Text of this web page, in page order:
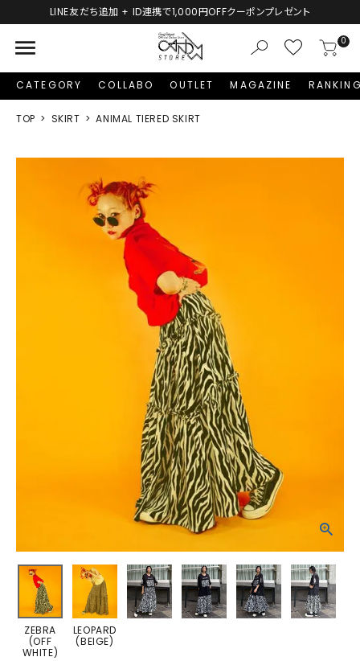
加 + ID連携で1,000円OFFクーポンプレゼント
menu 0
CATEGORY COLLABO OUTLET MAGAZINE
TOP SKIRT ANIMAL TIERED SKIRT
ZEBRA
(OFF
WHITE)
LEOPARD
(BEIGE)